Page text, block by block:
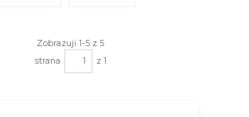
Zobrazuji 1-5 z 5
strana
z 1